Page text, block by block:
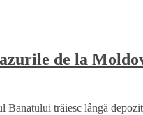
de la
Banatului trăiesc lângă